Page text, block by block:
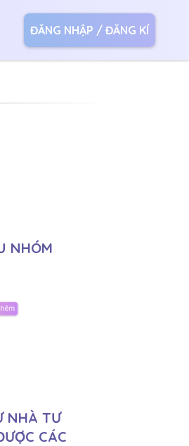
ĐĂNG NHẬP / ĐĂNG KÍ
NHÓM
NHÀ TƯ
CÁC